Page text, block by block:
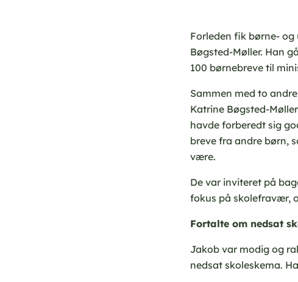
Forleden fik børne-
Bøgsted-Møller. Han
100 børnebreve til
Sammen med to
Katrine Bøgsted-
havde forberedt sig
breve fra andre børn,
være.
De var inviteret på
fokus på skolefravær,
Fortalte om nedsat
Jakob var modig og
nedsat skoleskema.